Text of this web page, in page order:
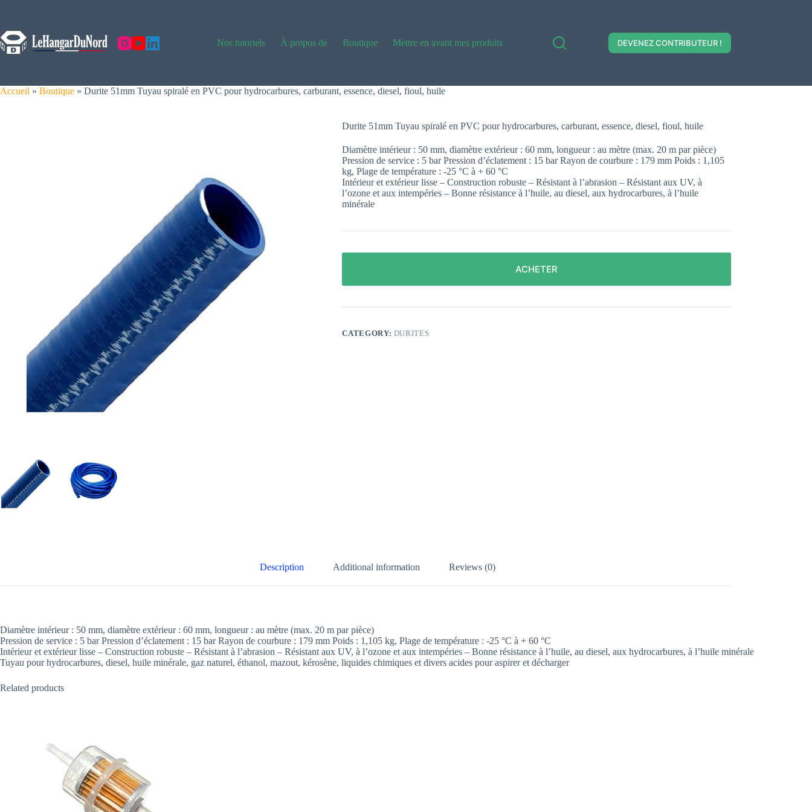
Nos tutoriels
À propos de Boutique Mettre en avant mes produits DEVENEZ CONTRIBUTEUR !
Accueil » Boutique » Durite 51mm Tuyau spiralé en PVC pour hydrocarbures, carburant, essence, diesel, fioul, huile
Durite 51mm Tuyau spiralé en PVC pour hydrocarbures, carburant, essence, diesel, fioul, huile
Diamètre intérieur : 50 mm, diamètre extérieur : 60 mm, longueur : au mètre (max. 20 m par pièce)
Pression de service : 5 bar Pression d’éclatement : 15 bar Rayon de courbure : 179 mm Poids : 1,105
kg, Plage de température : -25 °C à + 60 °C
Intérieur et extérieur lisse – Construction robuste – Résistant à l’abrasion – Résistant aux UV, à
l’ozone et aux intempéries – Bonne résistance à l’huile, au diesel, aux hydrocarbures, à l’huile
minérale
ACHETER
CATEGORY: DURITES
Description Additional information Reviews (0)
Diamètre intérieur : 50 mm, diamètre extérieur : 60 mm, longueur : au mètre (max. 20 m par pièce)
Pression de service : 5 bar Pression d’éclatement : 15 bar Rayon de courbure : 179 mm Poids : 1,105 kg, Plage de température : -25 °C à + 60 °C
Intérieur et extérieur lisse – Construction robuste – Résistant à l’abrasion – Résistant aux UV, à l’ozone et aux intempéries – Bonne résistance à l’huile, au diesel, aux hydrocarbures, à l’huile minérale
Tuyau pour hydrocarbures, diesel, huile minérale, gaz naturel, éthanol, mazout, kérosène, liquides chimiques et divers acides pour aspirer et décharger
Related products